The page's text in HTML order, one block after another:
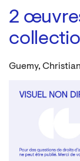
2
Guemy,